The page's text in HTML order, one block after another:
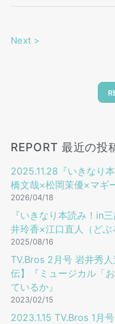
Next >
REPORT 最近の投
2025.11.28『いきなり
橋文哉×松岡茉優×マギ
2026/04/18
『いきなり本読み！in
井玲香×江口直人（どぶ
2025/08/16
TV.Bros 2⽉号 岩井秀
伝】『ミュージカル「
ているか』
2023/02/15
2023.1.15 TV.Bros 1⽉